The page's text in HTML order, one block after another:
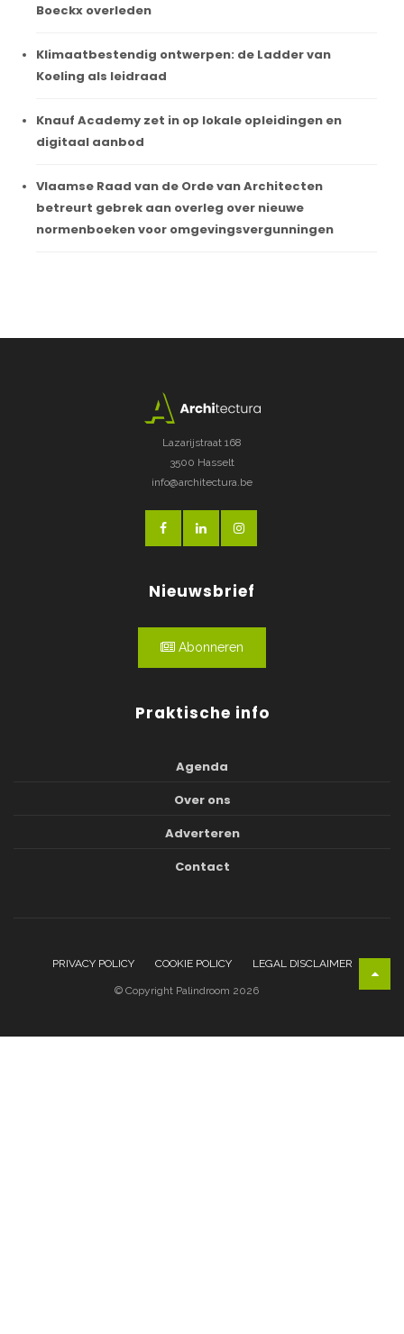
Boeckx overleden
Klimaatbestendig ontwerpen: de Ladder van
Koeling als leidraad
Knauf Academy zet in op lokale opleidingen en
digitaal aanbod
Vlaamse Raad van de Orde van Architecten
betreurt gebrek aan overleg over nieuwe
normenboeken voor omgevingsvergunningen
Lazarijstraat 168
3500 Hasselt
info@architectura.be
Nieuwsbrief
Abonneren
Praktische info
Agenda
Over ons
Adverteren
Contact
PRIVACY POLICY COOKIE POLICY LEGAL DISCLAIMER
© Copyright Palindroom 2026